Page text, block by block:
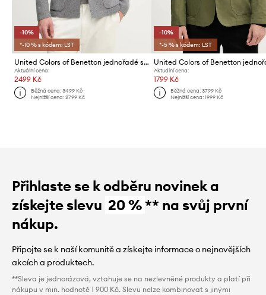
-10%
*-10 % s kódem: LST
United Colors of Benetton jednořadé sako pánské s příměsí vlny
Aktuální cena:
2499 Kč
Běžná cena:3499 Kč
Nejnižší cena:2799 Kč
-10%
*-5 % s kódem: LST
Aktuální cena:
1799 Kč
Běžná cena: 3799 Kč
Nejnižší cena: 1999 Kč
Přihlaste se k odběru novinek a
získejte slevu 20 %** na svůj první
nákup.
Připojte se k naší komunitě a získejte informace o nejnovějších
akcích a produktech.
**Sleva je jednorázová, vztahuje se na nezlevněné produkty a platí při
nákupu v min. hodnotě 1 900 Kč. Slevu nelze kombinovat s jinými